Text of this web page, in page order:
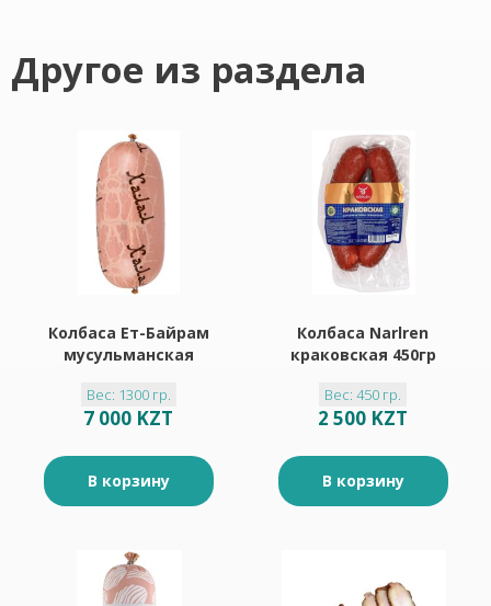
Другое из раздела
Колбаса Ет-Байрам
мусульманская
Вес: 1300 гр.
7 000 KZT
В корзину
Колбаса Narlren
краковская 450гр
Вес: 450 гр.
2 500 KZT
В корзину